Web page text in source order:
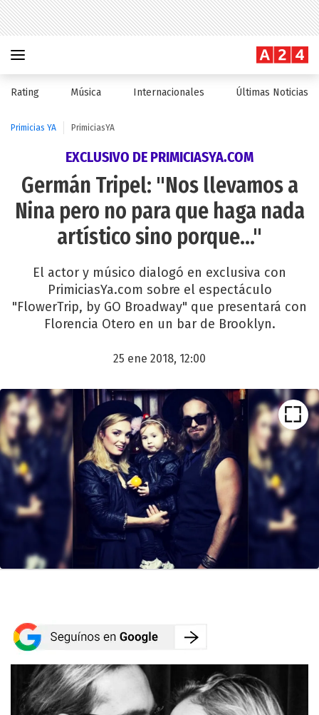
Rating Música Internacionales Últimas Noticias
Primicias YA PrimiciasYA
EXCLUSIVO DE PRIMICIASYA.COM
Germán Tripel: "Nos llevamos a
Nina pero no para que haga nada
artístico sino porque..."
El actor y músico dialogó en exclusiva con
PrimiciasYa.com sobre el espectáculo
"FlowerTrip, by GO Broadway" que presentará con
Florencia Otero en un bar de Brooklyn.
25 ene 2018, 12:00